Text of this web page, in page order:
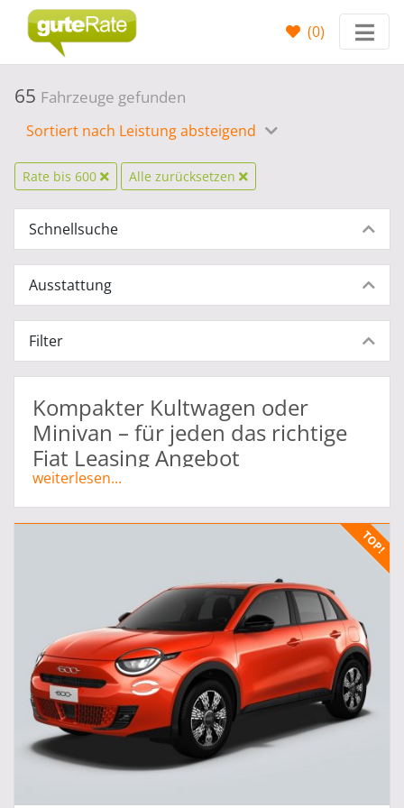
(0)
65 Fahrzeuge gefunden
Sortiert nach Leistung absteigend
Rate bis 600 Alle zurücksetzen
Schnellsuche
Ausstattung
Filter
Kompakter Kultwagen oder
Minivan – für jeden das richtige
Fiat Leasing Angebot
Die Geschichte hinter Ihrem Fiat
Leasing Fahrzeug
befasst und sind interessiert, was eigentlich
hinter der heute weltweit erfolgreichen Marke
steckt. Wir haben für Sie hier die wichtigsten
Informationen rund um Ihren neuen Flitzer
zusammengefasst.
Gegründet wurde die Fabbrica Italiana di
Automobili Torino (F.I.A.T.) am 11. Juli 1899 von
neun Automobilbegeisterten Männern. Was mit
35 Arbeitern und 24 Fahrzeugen im ersten Jahr
weiterlesen...